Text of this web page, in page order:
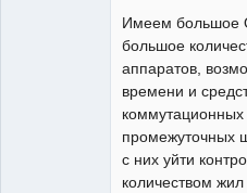
Имеем большое
большое
аппаратов,
времени и
коммутационных
промежуточных
с них уйти
количеством